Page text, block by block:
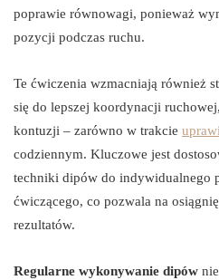
poprawie równowagi, ponieważ
pozycji podczas ruchu.
Te ćwiczenia wzmacniają również
się do lepszej koordynacji
kontuzji – zarówno w trakcie
codziennym. Kluczowe jest
techniki dipów do indywidualnego
ćwiczącego, co pozwala na
rezultatów.
Regularne wykonywanie dipów